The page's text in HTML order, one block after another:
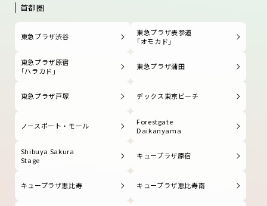
首都圏
東急プラザ渋谷
東急プラザ表参道
「オモカド」
東急プラザ原宿
「ハラカド」
東急プラザ蒲田
東急プラザ戸塚 デックス東京ビーチ
ノースポート・モール
Forestgate
Daikanyama
Shibuya Sakura
Stage
キュープラザ原宿
キュープラザ恵比寿 キュープラザ恵比寿南